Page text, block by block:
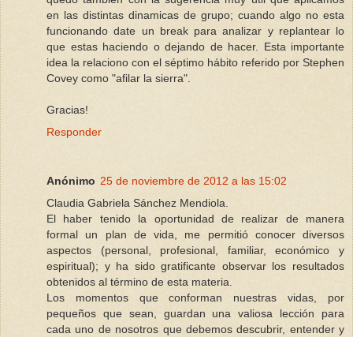
en las distintas dinamicas de grupo; cuando algo no esta
funcionando date un break para analizar y replantear lo
que estas haciendo o dejando de hacer. Esta importante
idea la relaciono con el séptimo hábito referido por Stephen
Covey como "afilar la sierra".
Gracias!
Responder
Anónimo 25 de noviembre de 2012 a las 15:02
Claudia Gabriela Sánchez Mendiola.
El haber tenido la oportunidad de realizar de manera
formal un plan de vida, me permitió conocer diversos
aspectos (personal, profesional, familiar, económico y
espiritual); y ha sido gratificante observar los resultados
obtenidos al término de esta materia.
Los momentos que conforman nuestras vidas, por
pequeños que sean, guardan una valiosa lección para
cada uno de nosotros que debemos descubrir, entender y